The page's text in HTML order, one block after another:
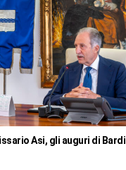
Asi, gli auguri di Bardi